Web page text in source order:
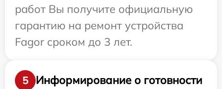
работ Вы получите официальную
гарантию на ремонт устройства
Fagor сроком до 3 лет.
5
Информирование о готовности